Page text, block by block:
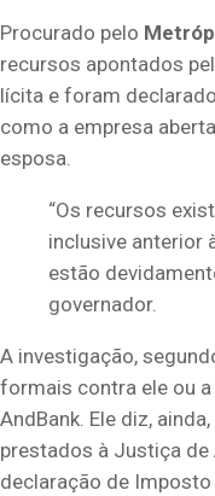
Procurado pelo
recursos apontados
lícita e foram
como a empresa
esposa.
“Os recursos
inclusive anterior
estão
governador.
A investigação,
formais contra ele ou
AndBank. Ele diz,
prestados à Justiça de
declaração de Imposto